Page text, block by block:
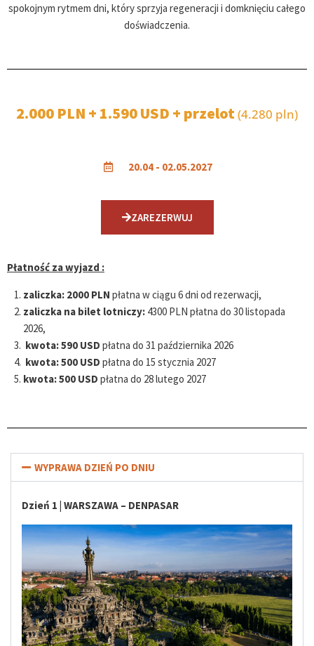
spokojnym rytmem dni, który sprzyja regeneracji i domknięciu całego
doświadczenia.
2.000 PLN + 1.590 USD + przelot(4.280 pln)
20.04 - 02.05.2027
ZAREZERWUJ
Płatność za wyjazd :
zaliczka: 2000 PLN płatna w ciągu 6 dni od rezerwacji,
zaliczka na bilet lotniczy:4300 PLN płatna do 30 listopada
2026,
kwota:590 USD płatna do 31 października 2026
kwota:500 USD płatna do 15 stycznia 2027
kwota:500 USD płatna do 28 lutego 2027
WYPRAWA DZIEŃ PO DNIU
Dzień 1 | WARSZAWA – DENPASAR